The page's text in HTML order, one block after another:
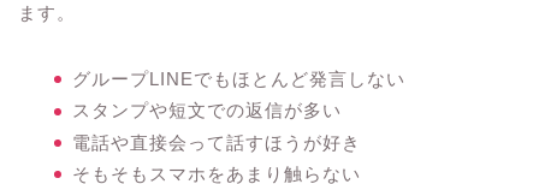
ます。
グループLINEでもほとんど発言しない
スタンプや短文での返信が多い
電話や直接会って話すほうが好き
そもそもスマホをあまり触らない